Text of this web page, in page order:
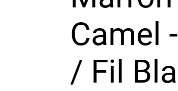
Camel
/ Fil